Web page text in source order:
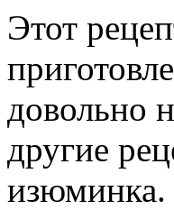
Этот
довольно
другие
изюминка.